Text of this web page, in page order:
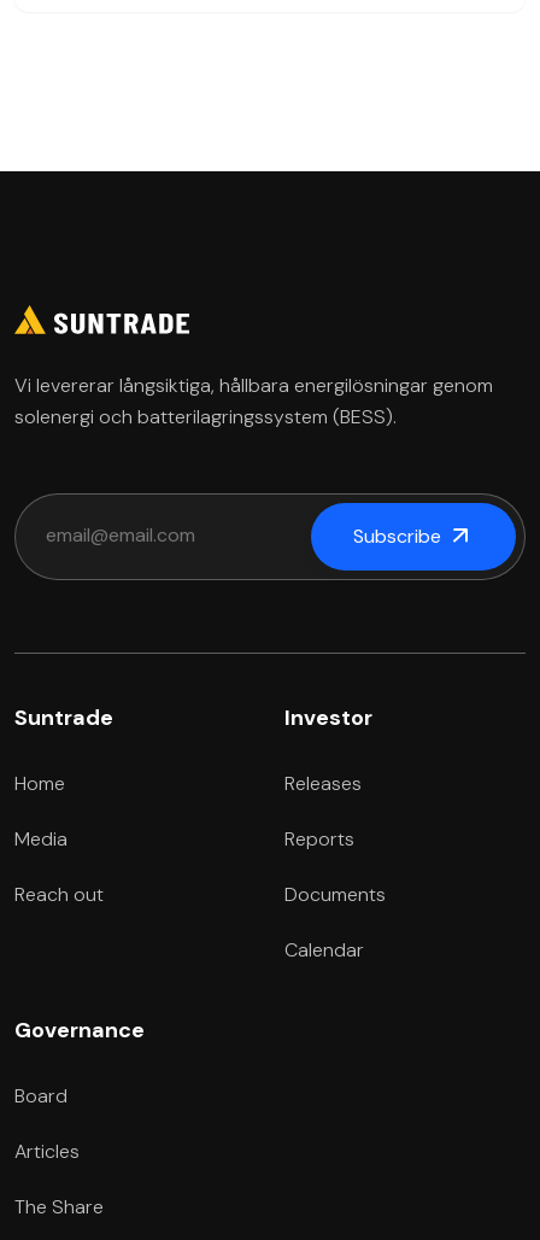
Vi levererar långsiktiga, hållbara energilösningar genom
solenergi och batterilagringssystem (BESS).
Subscribe
Suntrade
Home
Media
Reach out
Investor
Releases
Reports
Documents
Calendar
Governance
Board
Articles
The Share